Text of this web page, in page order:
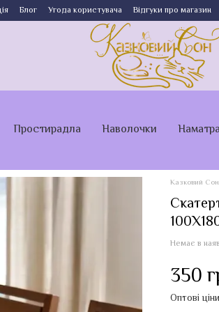
Блог Угода користувача Відгуки про магазин
Простирадла Наволочки
Казковий Сон
Немає в
350
Оптові